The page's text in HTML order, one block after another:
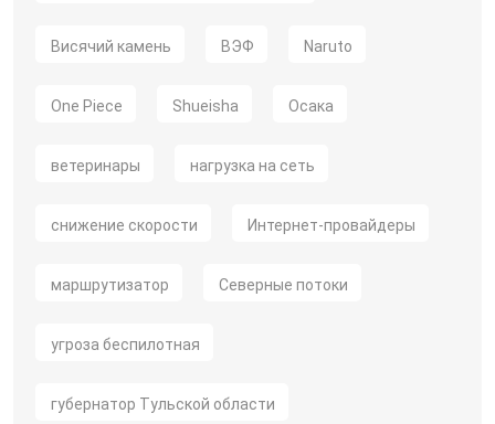
Висячий камень ВЭФ Naruto
One Piece Shueisha Осака
ветеринары нагрузка на сеть
снижение скорости Интернет-провайдеры
маршрутизатор Северные потоки
угроза беспилотная
губернатор Тульской области